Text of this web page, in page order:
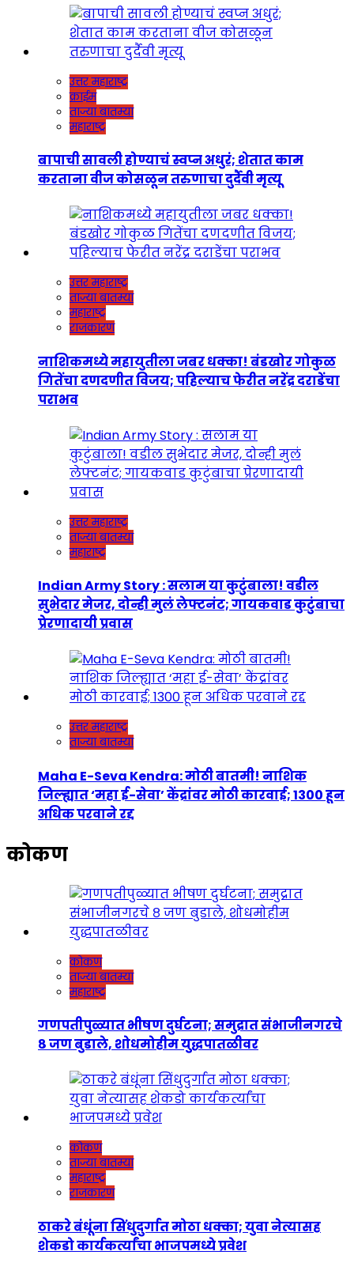
उत्तर महाराष्ट्र
क्राईम
ताज्या बातम्या
महाराष्ट्र
बापाची सावली होण्याचं स्वप्न अधुरं; शेतात काम
करताना वीज कोसळून तरुणाचा दुर्दैवी मृत्यू
उत्तर महाराष्ट्र
ताज्या बातम्या
महाराष्ट्र
राजकारण
नाशिकमध्ये महायुतीला जबर धक्का! बंडखोर गोकुळ
गितेंचा दणदणीत विजय; पहिल्याच फेरीत नरेंद्र दराडेंचा
पराभव
उत्तर महाराष्ट्र
ताज्या बातम्या
महाराष्ट्र
Indian Army Story : सलाम या कुटुंबाला! वडील
सुभेदार मेजर, दोन्ही मुलं लेफ्टनंट; गायकवाड कुटुंबाचा
प्रेरणादायी प्रवास
उत्तर महाराष्ट्र
ताज्या बातम्या
Maha E-Seva Kendra: मोठी बातमी! नाशिक
जिल्ह्यात ‘महा ई-सेवा’ केंद्रांवर मोठी कारवाई; 1300 हून
अधिक परवाने रद्द
कोकण
कोकण
ताज्या बातम्या
महाराष्ट्र
गणपतीपुळ्यात भीषण दुर्घटना; समुद्रात संभाजीनगरचे
८ जण बुडाले, शोधमोहीम युद्धपातळीवर
कोकण
ताज्या बातम्या
महाराष्ट्र
राजकारण
ठाकरे बंधूंना सिंधुदुर्गात मोठा धक्का; युवा नेत्यासह
शेकडो कार्यकर्त्यांचा भाजपमध्ये प्रवेश